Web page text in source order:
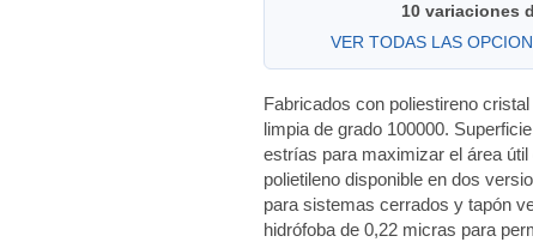
10 variaciones
VER TODAS LAS
Fabricados con poliestireno
limpia de grado 100000.
estrías para maximizar el área
polietileno disponible en dos
para sistemas cerrados y tapón
hidrófoba de 0,22 micras para